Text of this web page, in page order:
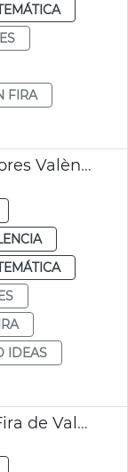
FIRA
Concurso ideas Batalla de Flores València
IDEAS
Bases imagen gráfica Gran Fira de València